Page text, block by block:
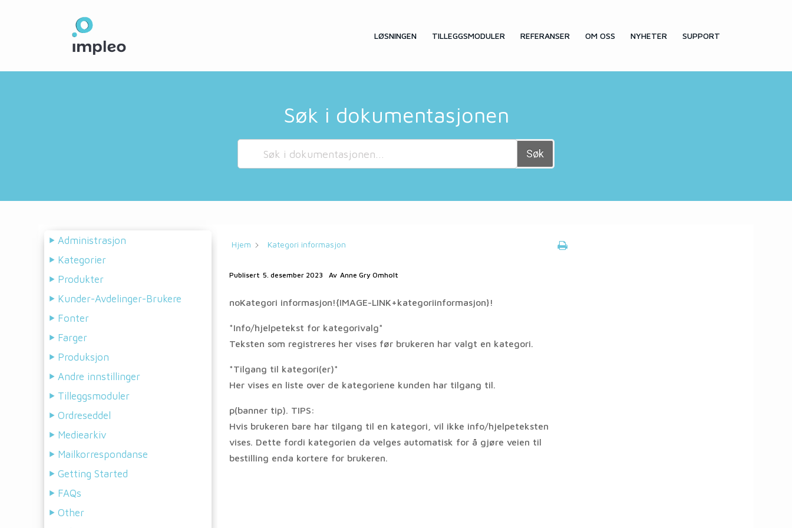
LØSNINGEN TILLEGGSMODULER REFERANSER OM OSS NYHETER SUPPORT
Søk i dokumentasjonen
Søk
Administrasjon
Kategorier
Produkter
Kunder-Avdelinger-Brukere
Fonter
Farger
Produksjon
Andre innstillinger
Tilleggsmoduler
Ordreseddel
Mediearkiv
Mailkorrespondanse
Getting Started
FAQs
Other
Hjem Kategori informasjon
Publisert 5. desember 2023 Av Anne Gry Omholt
noKategori informasjon!{IMAGE-LINK+kategoriinformasjon}!
*Info/hjelpetekst for kategorivalg*
Teksten som registreres her vises før brukeren har valgt en kategori.
*Tilgang til kategori(er)*
Her vises en liste over de kategoriene kunden har tilgang til.
p(banner tip). TIPS:
Hvis brukeren bare har tilgang til en kategori, vil ikke info/hjelpeteksten
vises. Dette fordi kategorien da velges automatisk for å gjøre veien til
bestilling enda kortere for brukeren.